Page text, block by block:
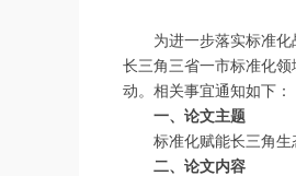
为进一步落实标准
长三角三省一市标准化
动。相关事宜通知如下：
一、论文主题
标准化赋能长三角
二、论文内容